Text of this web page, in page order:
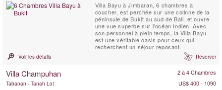
Villa Bayu à Jimbaran, 6 chambres à
coucher, est perchée sur une colinne de la
péninsule de Bukit au sud de Bali, et ouvre
une vue superbe sur l'océan Indien. Avec
son personnel à plein temps, la Villa Bayu
est une véritable oasis pour ceux qui
recherchent un séjour reposant.
Voir les détails Réserver
Villa Champuhan 2 à 4 Chambres
Tabanan - Tanah Lot
US$ 400 - 1090